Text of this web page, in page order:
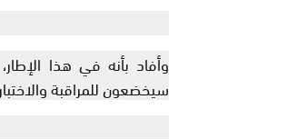
وأفاد بأنه في هذا
سيخضعون للمراقبة